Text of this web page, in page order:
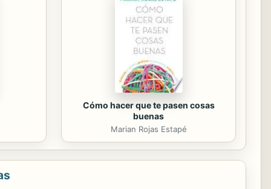
Cómo hacer que te pasen cosas
buenas
Marian Rojas Estapé